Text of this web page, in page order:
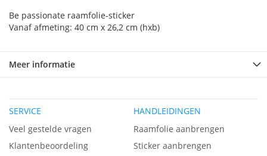
Be passionate raamfolie-sticker
Vanaf afmeting: 40 cm x 26,2 cm (hxb)
Meer informatie
SERVICE
Veel gestelde vragen
Klantenbeoordeling
HANDLEIDINGEN
Raamfolie aanbrengen
Sticker aanbrengen